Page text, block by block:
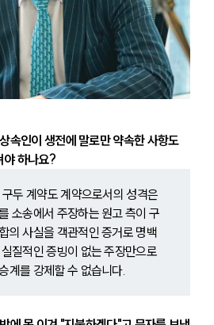
센터소개
센터소개
륜의 강점
객의 소리
속인이 생전에 말로만 약속한 사항도
야 하나요?
두 계약도 계약으로서의 성격은
소송에서 주장하는 원고 측이 구
의 사실을 객관적인 증거로 명백
질적인 증빙이 없는 주장만으로
계를 강제할 수 없습니다.